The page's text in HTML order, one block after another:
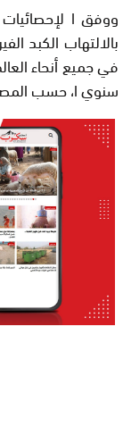
ووفق ا
سنوي ا، حسب